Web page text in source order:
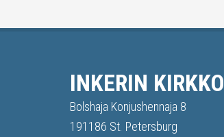
INKERIN KIRKKO
Bolshaja Konjushennaja 8
191186 St. Petersburg